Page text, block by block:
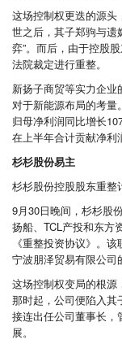
这场控制权更迭的源头
世之后，其子郑驹与遗
弈”。而后，由于控股
法院裁定进行重整。
新扬子商贸等实力企
对于新能源布局的考量
归母净利润同比增长
在上半年合计贡献净利
杉杉股份易主
杉杉股份控股股东重整
9月30日晚间，杉杉股
扬船、TCL产投和东方
《重整投资协议》。
宁波朋泽贸易有限公司
这场控制权变局的根源
那时起，公司便陷入
接连出任公司董事长
展。